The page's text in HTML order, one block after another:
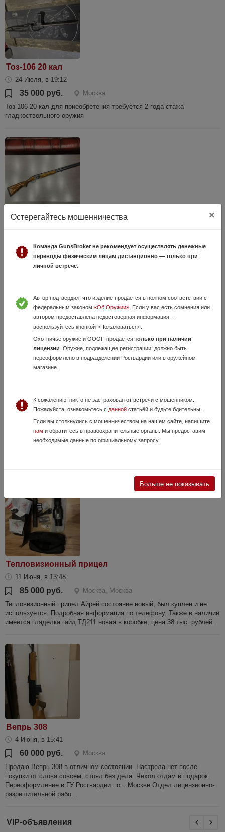
Тоз-106 20 кал
24 Июля, в 19:12
35 000 руб.
Москва
Тоз 106 20 кал для приеобретения требуется 2 года стажа
гладкоствольного оружия
ТОЗ-34Р к.12/70 (арт.958) тел.+7495-175-75-75
29 300 руб.
Москва, Раменское
Обзор оружия в нашем ТГ- канале: https://t.me/karabin_market Канал
в МАХ: https://max.ru/join/6xdZfb-LVT9GYT4FnnEAj-
Сегодня, в 00:31
250 000 руб.
Москва
Дополнительный ствол 12 выстрелов ( контроль отстрел и
сертификация ) без охот и тд. Цена доп ствола с личинкой вставкой
Тепловизионный прицел
11 Июня, в 13:48
85 000 руб.
Москва, Москва
Тепловизионный прицел Айрей состояние новый, был куплен и не
используется. Подробная информация по телефону. Также в наличии
имеется гляделка гайд ТД211 новая в коробке, цена 38 тыс. рублей.
Вепрь 308
4 Июня, в 15:41
60 000 руб.
Москва
Продаю Вепрь 308 в отличном состоянии. Настрела нет после
покупки от слова совсем, стоял без дела. Чехол отдам в подарок.
Переоформление в ГУ Росгвардии по г. Москве Отдел лицензионно-
разрешительной рабо...
Остерегайтесь мошенничества ×
Команда GunsBroker не рекомендует осуществлять денежные
переводы физическим лицам дистанционно — только при
личной встрече.
Автор подтвердил, что изделие продаётся в полном соответствии с
федеральным законом «Об Оружии». Если у вас есть сомнения или
автором предоставлена недостоверная информация —
воспользуйтесь кнопкой «Пожаловаться».
Охотничье оружие и ОООП продаётся только при наличии
лицензии . Оружие, подлежащее регистрации, должно быть
переоформлено в подразделении Росгвардии или в оружейном
магазине.
К сожалению, никто не застрахован от встречи с мошенником.
Пожалуйста, ознакомьтесь с даннойстатьёй и будьте бдительны.
Если вы столкнулись с мошенничеством на нашем сайте, напишите
нам и обратитесь в правоохранительные органы. Мы предоставим
необходимые данные по официальному запросу.
Больше не показывать
VIP-объявления